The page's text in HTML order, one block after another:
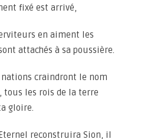
fixé est arrivé,
en aiment les
attachés à sa poussière.
nations craindront le nom
tous les rois de la terre
gloire.
reconstruira Sion, il